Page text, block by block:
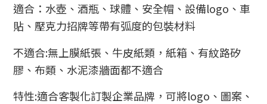
適合：水壺、酒瓶、球體、安全帽、設備logo、車
貼、壓克力招牌等帶有弧度的包裝材料
不適合:無上膜紙張、牛皮紙類，紙箱、有紋路矽
膠、布類、水泥漆牆面都不適合
特性:適合客製化訂製企業品牌，可將logo、圖案、